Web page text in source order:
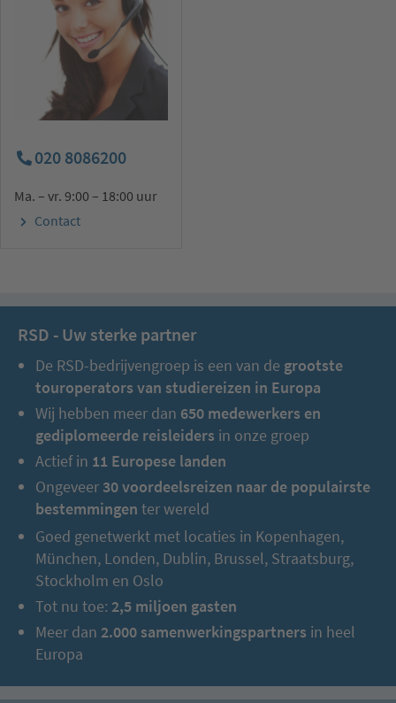
020 8086200
Ma. – vr. 9:00 – 18:00 uur
Contact
RSD - Uw sterke partner
De RSD-bedrijvengroep is een van de grootste
touroperators van studiereizen in Europa
Wij hebben meer dan 650 medewerkers en
gediplomeerde reisleiders in onze groep
Actief in 11 Europese landen
Ongeveer 30 voordeelsreizen naar de populairste
bestemmingen ter wereld
Goed genetwerkt met locaties in Kopenhagen,
München, Londen, Dublin, Brussel, Straatsburg,
Stockholm en Oslo
Tot nu toe: 2,5 miljoen gasten
Meer dan 2.000 samenwerkingspartners in heel
Europa